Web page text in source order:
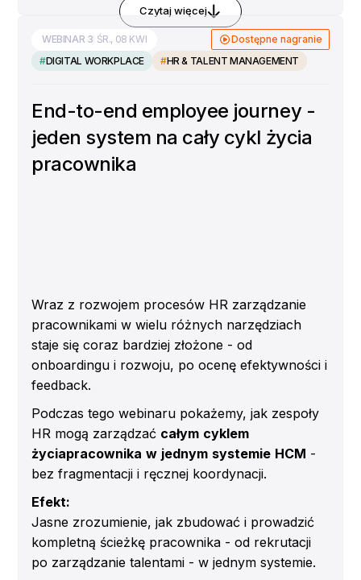
najczęstsze wyzwania onboardingowe w
dużych i rozwijających się organizacjach
jak budować onboarding w ramach
cyfrowego środowiska pracy
i punkty kontrolne
jak płynnie zautomatyzować cały proces
onboardingu dla HR, menedżerów, IT,
administracji i nowych pracowników
automatyzować proces onboardingowy
centralizować wiedzę i polityki firmowe
śledzić postępy onboardingu w czasie
rzeczywistym
Czytaj więcej
WEBINAR 3 ŚR., 08 KWI
Dostępne nagranie
#DIGITAL WORKPLACE #HR & TALENT MANAGEMENT
End-to-end employee journey -
jeden system na cały cykl życia
pracownika
Wraz z rozwojem procesów HR zarządzanie
pracownikami w wielu różnych narzędziach
staje się coraz bardziej złożone - od
onboardingu i rozwoju, po ocenę efektywności i
feedback.
Podczas tego webinaru pokażemy, jak zespoły
HR mogą zarządzać całym cyklem
życiapracownika w jednym systemie HCM -
bez fragmentacji i ręcznej koordynacji.
Efekt:
Jasne zrozumienie, jak zbudować i prowadzić
kompletną ścieżkę pracownika - od rekrutacji
po zarządzanie talentami - w jednym systemie.